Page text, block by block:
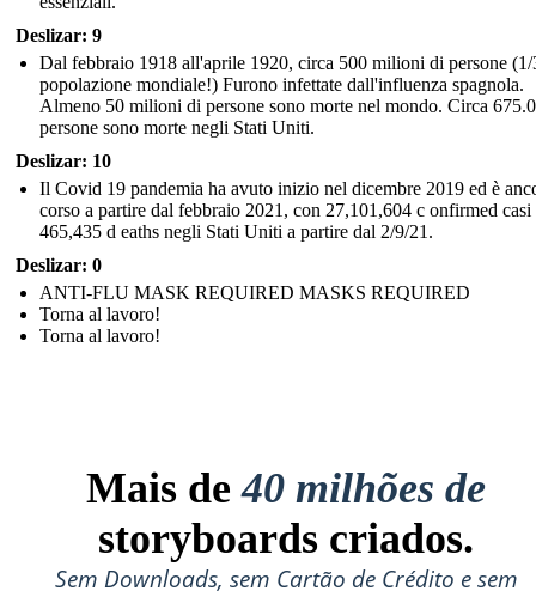
Deslizar: 9
Dal febbraio 1918 all'aprile 1920, circa 500 milioni di persone (1/
popolazione mondiale!) Furono infettate dall'influenza spagnola.
Almeno 50 milioni di persone sono morte nel mondo. Circa
persone sono morte negli Stati Uniti.
Deslizar: 10
Il Covid 19 pandemia ha avuto inizio nel dicembre 2019 ed è
corso a partire dal febbraio 2021, con 27,101,604 c onfirmed casi
465,435 d eaths negli Stati Uniti a partire dal 2/9/21.
Deslizar: 0
ANTI-FLU MASK REQUIRED MASKS REQUIRED
Torna al lavoro!
Torna al lavoro!
Mais de40 milhões de
storyboards criados.
Sem Downloads, sem Cartão de Crédito e sem